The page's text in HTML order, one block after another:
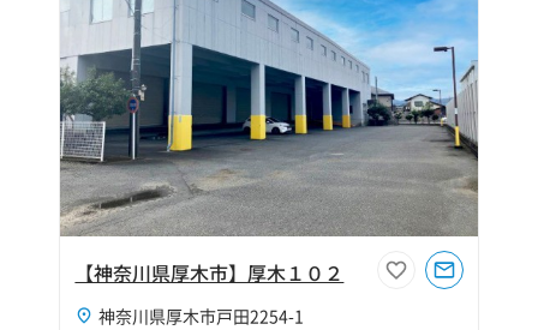
【神奈川県厚木市】厚木１０２
神奈川県厚木市戸田2254-1